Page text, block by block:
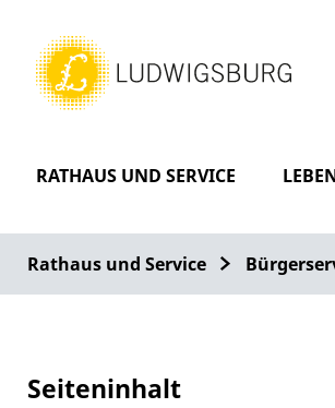
RATHAUS UND SERVICE
Rathaus und Service
Seiteninhalt